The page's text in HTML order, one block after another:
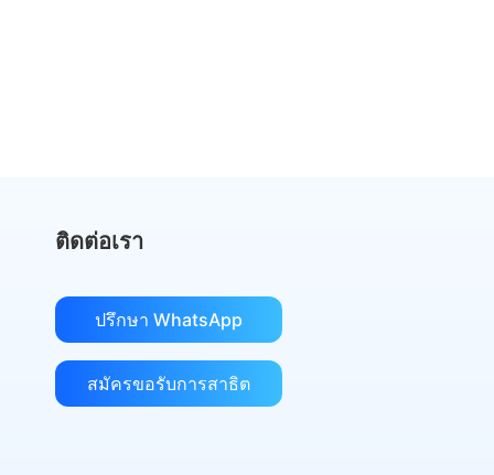
ติดต่อเรา
ปรึกษา WhatsApp
สมัครขอรับการสาธิต